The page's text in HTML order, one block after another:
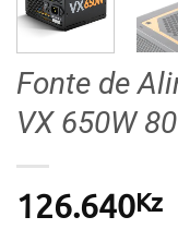
Fonte de
VX 650W
126.640Kz